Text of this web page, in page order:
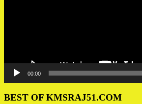
00:00
BEST OF KMSRAJ51.COM